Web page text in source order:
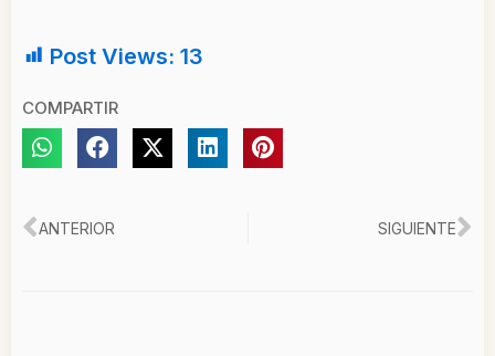
Post Views: 13
COMPARTIR
Ant
ANTERIOR SIGUIENTE